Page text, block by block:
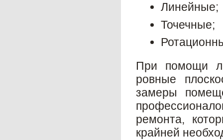
Линейные;
Точечные;
При помощи
ровные
замеры
ремонта,
крайней